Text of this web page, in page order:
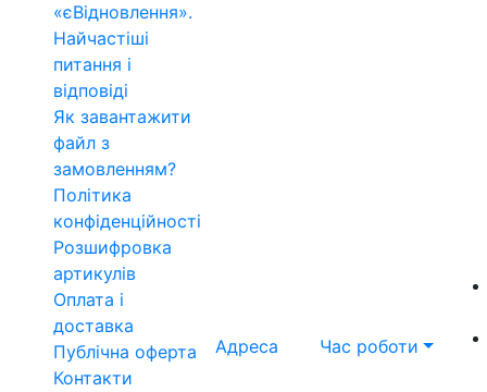
«єВідновлення».
Найчастіші
питання і
відповіді
Як завантажити
файл з
замовленням?
Політика
конфіденційності
Розшифровка
артикулів
Оплата і
доставка
Публічна оферта
Контакти
Адреса Час роботи